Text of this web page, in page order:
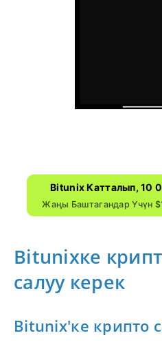
Bitunix Катталып, 10
Жаңы Баштагандар Үчүн
Bitunixке
салуу керек
Bitunix'ке крипто